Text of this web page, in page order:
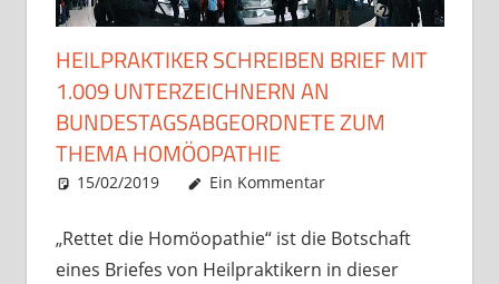
HEILPRAKTIKER SCHREIBEN BRIEF MIT
1.009 UNTERZEICHNERN AN
BUNDESTAGSABGEORDNETE ZUM
THEMA HOMÖOPATHIE
15/02/2019 Christian J. Becker
Allgemein
Ein Kommentar
„Rettet die Homöopathie“ ist die Botschaft
eines Briefes von Heilpraktikern in dieser